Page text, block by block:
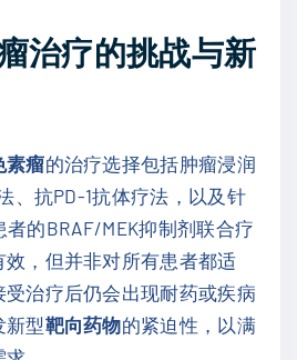
治疗的挑战与新
素瘤的治疗选择包括肿瘤浸润
、抗PD-1抗体疗法，以及针
者的BRAF/MEK抑制剂联合疗
，但并非对所有患者都适
治疗后仍会出现耐药或疾病
新型靶向药物的紧迫性，以满